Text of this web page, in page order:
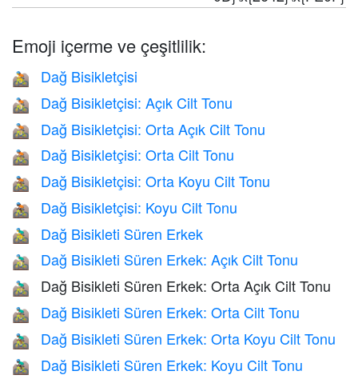
Emoji içerme ve çeşitlilik:
🚵 Dağ Bisikletçisi
🚵🏻 Dağ Bisikletçisi: Açık Cilt Tonu
🚵🏼 Dağ Bisikletçisi: Orta Açık Cilt Tonu
🚵🏽 Dağ Bisikletçisi: Orta Cilt Tonu
🚵🏾 Dağ Bisikletçisi: Orta Koyu Cilt Tonu
🚵🏿 Dağ Bisikletçisi: Koyu Cilt Tonu
🚵‍♂️ Dağ Bisikleti Süren Erkek
🚵🏻‍♂️ Dağ Bisikleti Süren Erkek: Açık Cilt Tonu
🚵🏼‍♂️ Dağ Bisikleti Süren Erkek: Orta Açık Cilt Tonu
🚵🏽‍♂️ Dağ Bisikleti Süren Erkek: Orta Cilt Tonu
🚵🏾‍♂️ Dağ Bisikleti Süren Erkek: Orta Koyu Cilt Tonu
🚵🏿‍♂️ Dağ Bisikleti Süren Erkek: Koyu Cilt Tonu